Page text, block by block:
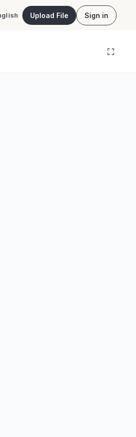
Upload File Sign in